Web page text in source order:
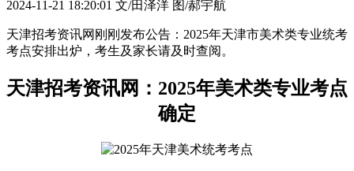
2024-11-21 18:20:01 文/田泽洋 图/郝宇航
天津招考资讯网刚刚发布公告：2025年天津市美术类专业统考
考点安排出炉，考生及家长请及时查阅。
天津招考资讯网：2025年美术类专业考点
确定